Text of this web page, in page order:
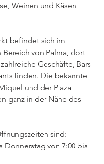
Weinen und Käsen
befindet sich im
von Palma, dort
Geschäfte, Bars
finden. Die bekannte
und der Plaza
ganz in der Nähe des
sind:
Donnerstag von 7:00 bis